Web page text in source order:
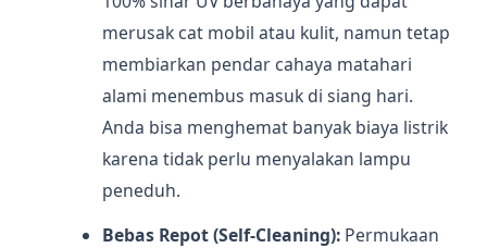
merusak cat mobil atau kulit, namun tetap
membiarkan pendar cahaya matahari
alami menembus masuk di siang hari.
Anda bisa menghemat banyak biaya listrik
karena tidak perlu menyalakan lampu
peneduh.
Bebas Repot (Self-Cleaning):Permukaan